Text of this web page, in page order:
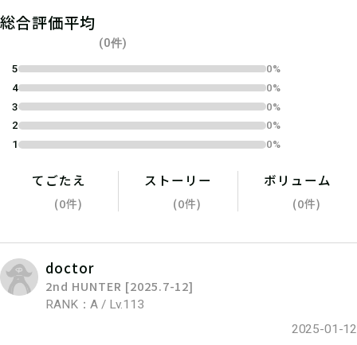
ステップ4
指定の受付場所で、スタッフにクエス
トチケットを見せよう！
総合評価平均
(0件)
5
0%
4
0%
3
0%
2
0%
1
0%
てごたえ
(0件)
ストーリー
(0件)
ボリューム
(0件)
doctor
2nd HUNTER [2025.7-12]
RANK：A / Lv.113
2025-01-12